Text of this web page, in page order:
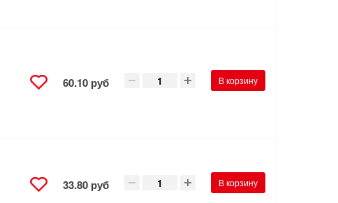
60.10 руб В корзину
33.80 руб В корзину